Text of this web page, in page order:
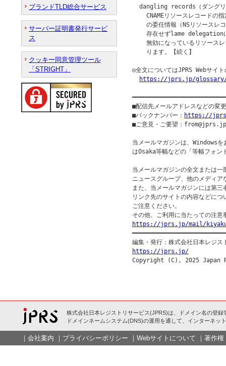
dangling records（ダングリ
CNAMEリソースレコードの指
の委任情報（NSリソースレ
存在せずlame delegation
無効になっているリソース
    ります。【続く】
◎全文についてはJPRS Webサイ
https://jprs.jp/glossary/
■配信先メールアドレスなどの変
■バックナンバー： https://
■ご意見・ご要望：from@jprs.jp
当メールマガジンは、Windowsを
はOsaka等幅などの「等幅フォン
当メールマガジンの全文または一
ニュースグループ、他のメディ
また、当メールマガジンには第
リンク先のサイトの内容などに
ご注意ください。
https://jprs.jp/mail/
https://jprs.jp/
ブランドTLD総合サービス
サーバー証明書発行サービ
ス
クッキー同意管理ツール
「STRIGHT」
株式会社日本レジストリサービス(JPRS)は、ドメイン名の登録
ドメインネームシステム(DNS)の運用を通して、インターネッ
｜ 会社案内 ｜ プライバシーポリシー ｜ Webサイトについて ｜ 著作権